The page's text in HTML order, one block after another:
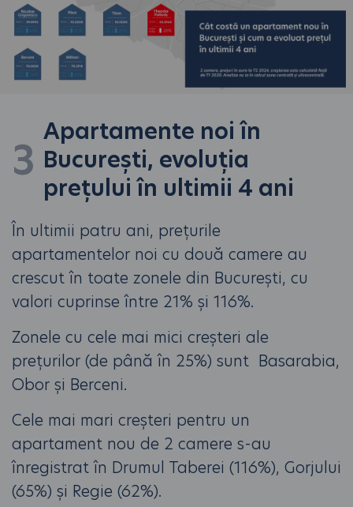
3
Apartamente noi în
București, evoluția
prețului în ultimii 4 ani
În ultimii patru ani, prețurile
apartamentelor noi cu două camere au
crescut în toate zonele din București, cu
valori cuprinse între 21% și 116%.
Zonele cu cele mai mici creșteri ale
prețurilor (de până în 25%) sunt Basarabia,
Obor și Berceni.
Cele mai mari creșteri pentru un
apartament nou de 2 camere s-au
înregistrat în Drumul Taberei (116%), Gorjului
(65%) și Regie (62%).